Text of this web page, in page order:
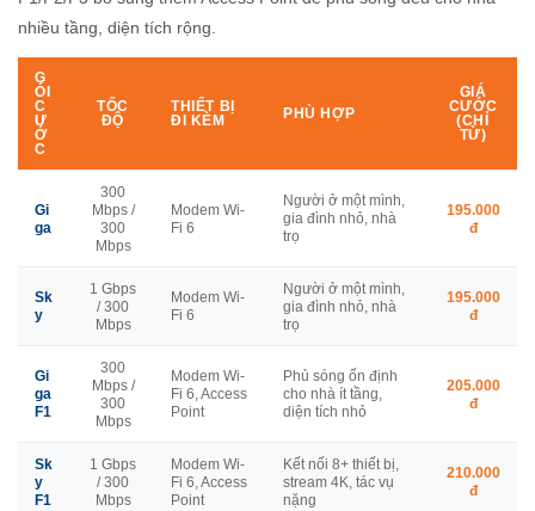
nhiều tầng, diện tích rộng.
G
ÓI
C
Ư
Ớ
C
TỐC
ĐỘ
THIẾT BỊ
ĐI KÈM
PHÙ HỢP
GIÁ
CƯỚC
(CHỈ
TỪ)
Gi
ga
300
Mbps /
300
Mbps
Modem Wi-
Fi 6
Người ở một mình,
gia đình nhỏ, nhà
trọ
195.000
đ
Sk
y
1 Gbps
/ 300
Mbps
Modem Wi-
Fi 6
Người ở một mình,
gia đình nhỏ, nhà
trọ
195.000
đ
Gi
ga
F1
300
Mbps /
300
Mbps
Modem Wi-
Fi 6, Access
Point
Phủ sóng ổn định
cho nhà ít tầng,
diện tích nhỏ
205.000
đ
Sk
y
F1
1 Gbps
/ 300
Mbps
Modem Wi-
Fi 6, Access
Point
Kết nối 8+ thiết bị,
stream 4K, tác vụ
nặng
210.000
đ